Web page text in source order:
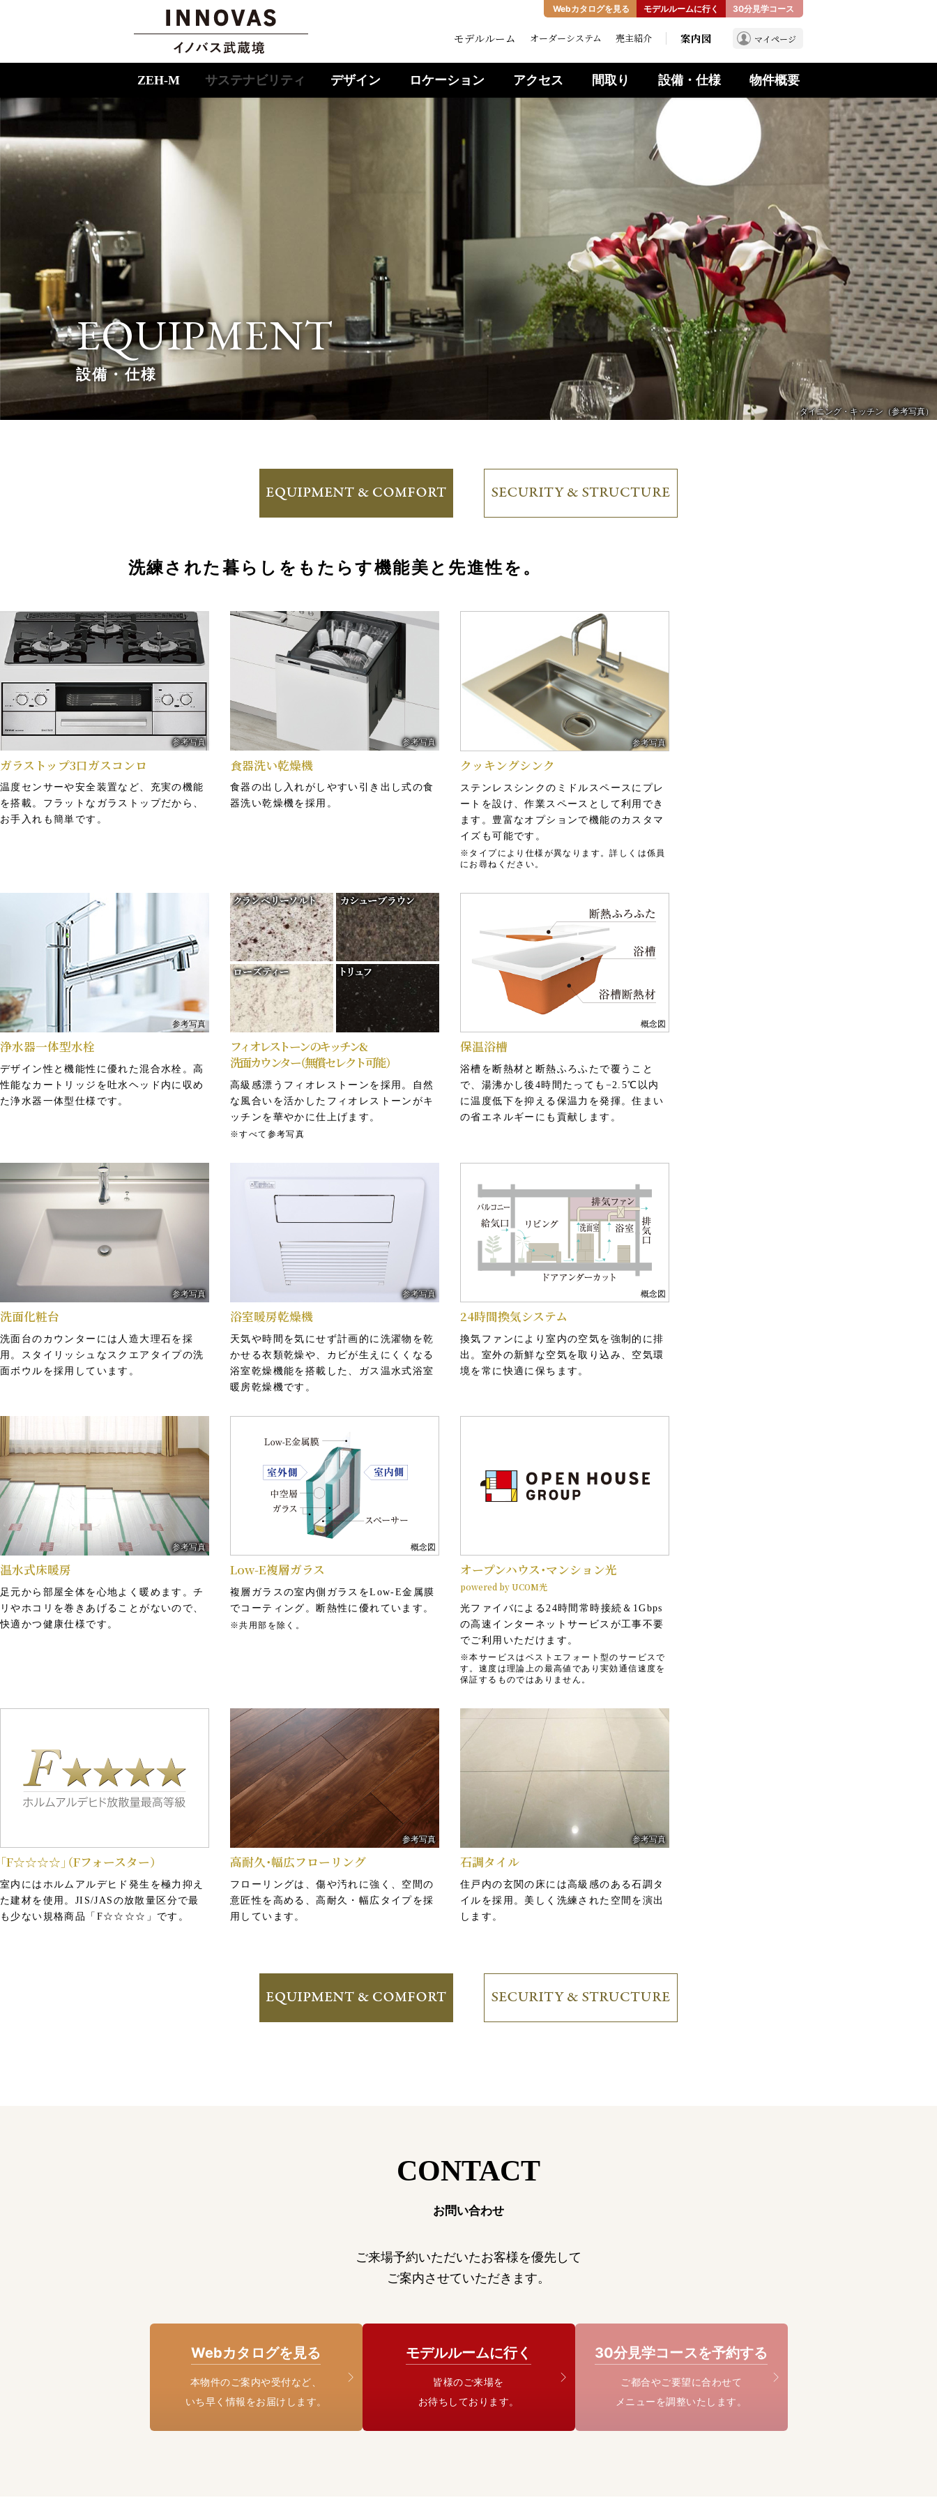
ZEH-M サステナビリティ デザイン ロケーション アクセス 間取り 設備・仕様 物件概要
モデルルーム オーダーシステム 売主紹介 案内図 マイページ
Webカタログを見る モデルルームに行く 30分見学コース
ダイニング・キッチン（参考写真）
EQUIPMENT
設備・仕様
洗練された暮らしをもたらす機能美と先進性を。
参考写真
ガラストップ3口ガスコンロ
温度センサーや安全装置など、充実の機能
を搭載。フラットなガラストップだから、
お手入れも簡単です。
参考写真
食器洗い乾燥機
食器の出し入れがしやすい引き出し式の食
器洗い乾燥機を採用。
参考写真
クッキングシンク
ステンレスシンクのミドルスペースにプレ
ートを設け、作業スペースとして利用でき
ます。豊富なオプションで機能のカスタマ
イズも可能です。
※タイプにより仕様が異なります。詳しくは係員
にお尋ねください。
参考写真
浄水器一体型水栓
デザイン性と機能性に優れた混合水栓。高
性能なカートリッジを吐水ヘッド内に収め
た浄水器一体型仕様です。
フィオレストーンのキッチン&
洗面カウンター（無償セレクト可能）
高級感漂うフィオレストーンを採用。自然
な風合いを活かしたフィオレストーンがキ
ッチンを華やかに仕上げます。
※すべて参考写真
概念図
保温浴槽
浴槽を断熱材と断熱ふろふたで覆うこと
で、湯沸かし後4時間たっても−2.5℃以内
に温度低下を抑える保温力を発揮。住まい
の省エネルギーにも貢献します。
参考写真
洗面化粧台
洗面台のカウンターには人造大理石を採
用。スタイリッシュなスクエアタイプの洗
面ボウルを採用しています。
参考写真
浴室暖房乾燥機
天気や時間を気にせず計画的に洗濯物を乾
かせる衣類乾燥や、カビが生えにくくなる
浴室乾燥機能を搭載した、ガス温水式浴室
暖房乾燥機です。
概念図
24時間換気システム
換気ファンにより室内の空気を強制的に排
出。室外の新鮮な空気を取り込み、空気環
境を常に快適に保ちます。
参考写真
温水式床暖房
足元から部屋全体を心地よく暖めます。チ
リやホコリを巻きあげることがないので、
快適かつ健康仕様です。
概念図
Low-E複層ガラス
複層ガラスの室内側ガラスをLow-E金属膜
でコーティング。断熱性に優れています。
※共用部を除く。
オープンハウス・マンション光
powered by UCOM光
光ファイバによる24時間常時接続＆1Gbps
の高速インターネットサービスが工事不要
でご利用いただけます。
※本サービスはベストエフォート型のサービスで
す。速度は理論上の最高値であり実効通信速度を
保証するものではありません。
「F☆☆☆☆」 （Fフォースター）
室内にはホルムアルデヒド発生を極力抑え
た建材を使用。JIS/JASの放散量区分で最
も少ない規格商品「F☆☆☆☆」です。
参考写真
高耐久・幅広フローリング
フローリングは、傷や汚れに強く、空間の
意匠性を高める、高耐久・幅広タイプを採
用しています。
参考写真
石調タイル
住戸内の玄関の床には高級感のある石調タ
イルを採用。美しく洗練された空間を演出
します。
トリプルセキュリティ
風除室で来訪者を確認できるモニター付きオートロックシステムを採用しました。来訪者
や1F住戸はダブルセキュリティとなります。
録画・録音機能・
モニター付きインターホン
来訪者を音声と画像の両方で確認できる、
カラーモニター付きインターホンを採用。
ドアを開けることなく相手を確認できま
Tebraキーシステム
共用部ではTebraキーをかばんやポケット
※連動箇所により認証範囲が異なります。
※Tebraキーは各住戸につき1本、他非接触キーを5本。
防犯サムターン・鎌付きデッド錠
不正解錠しにくい防犯サムターンや鎌付き
デッド錠を装備。さらにダブルロックが安
心感を高めます。
防犯カメラ
見通しが遮られたり、人通りの少ない場所
など、防犯上必要な場所に防犯カメラを設
「製・販・管」一体の充実した
オープンハウスグループの株式会社オープ
サポート。第三者方式（管理者方式）を採
用し、管理組合役員の負担を大幅軽減。
概念図
杭基礎
て、鋼管杭を設けます。杭についても地震
う、安全に対して充分配慮した設計として
います。
「住宅性能評価書」を取得予定
の性能水準に達していると認めた住宅に交
能評価書」を、完成時に取得予定です。
対震玄関ドア枠
地震時に玄関ドアが開かず、
外への脱出が不可能にならな
ドア枠を採用しています。
概念図
ボードを施して断熱性や結露
防止にも配慮しています。
概念図
ひび割れなどが起こりにくい
よう水セメント比を50％以下
に設定。コンクリートは設計
基準強度以上です。
※外構等のコンクリートは除く。
二重床・二重天井
空間を設けた二重床・二重天
井を採用。二重床により衝撃
音を軽減すると共に、メンテ
ナンスやリフォームにも対応
した構造です。
CONTACT
お問い合わせ
ご来場予約いただいたお客様を優先して
ご案内させていただきます。
Webカタログを見る
本物件のご案内や受付など、
いち早く情報をお届けします。
モデルルームに行く
皆様のご来場を
お待ちしております。
30分見学コースを予約する
ご都合やご要望に合わせて
メニューを調整いたします。